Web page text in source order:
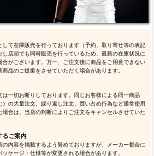
して在庫販売を行っております（予約、取り寄せ等の表記
し店頭でも同時販売を行っているため、最新の在庫状況に
合がございます。万一、ご注文後に商品をご用意できない
品のご提案をさせていただく場合があります。
は一切お断りしております。同じお客様による同一商品
）の大量注文、繰り返し注文、買い占め行為など通常使用
場合は、当店の判断によりご注文をキャンセルさせていた
るご案内
の内容を掲載するよう努めておりますが、メーカー都合に
ケージ・仕様等が変更される場合があります。